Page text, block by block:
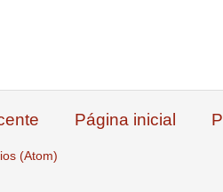
Página inicial
(Atom)